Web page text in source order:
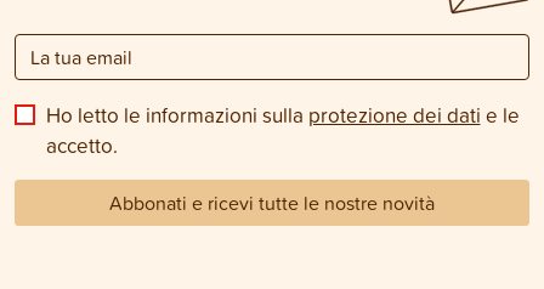
Ho letto le informazioni sulla protezione dei dati e le
accetto.
Abbonati e ricevi tutte le nostre novità